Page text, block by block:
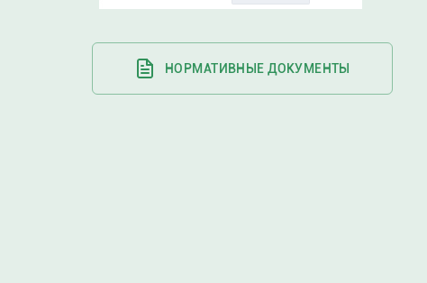
НОРМАТИВНЫЕ ДОКУМЕНТЫ